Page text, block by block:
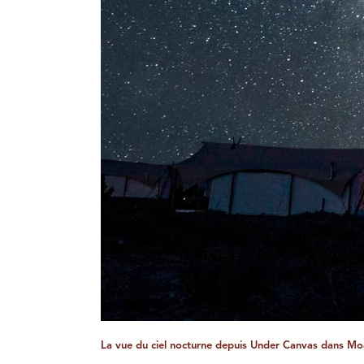
La vue du ciel nocturne depuis Under Canvas dans